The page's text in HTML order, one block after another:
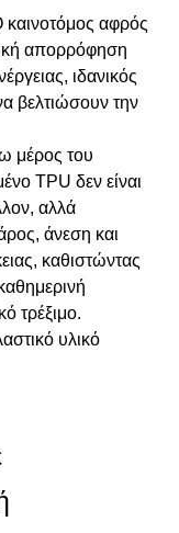
καινοτόμος αφρός
απορρόφηση
ιδανικός
βελτιώσουν την
μέρος του
TPU δεν είναι
αλλά
άνεση και
καθιστώντας
τρέξιμο.
υλικό